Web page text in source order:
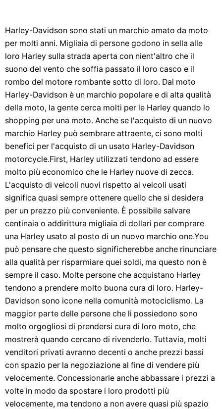
Harley-Davidson sono stati un marchio amato da moto
per molti anni. Migliaia di persone godono in sella alle
loro Harley sulla strada aperta con nient'altro che il
suono del vento che soffia passato il loro casco e il
rombo del motore rombante sotto di loro. Dal moto
Harley-Davidson è un marchio popolare e di alta qualità
della moto, la gente cerca molti per le Harley quando lo
shopping per una moto. Anche se l'acquisto di un nuovo
marchio Harley può sembrare attraente, ci sono molti
benefici per l'acquisto di un usato Harley-Davidson
motorcycle.First, Harley utilizzati tendono ad essere
molto più economico che le Harley nuove di zecca.
L'acquisto di veicoli nuovi rispetto ai veicoli usati
significa quasi sempre ottenere quello che si desidera
per un prezzo più conveniente. È possibile salvare
centinaia o addirittura migliaia di dollari per comprare
una Harley usato al posto di un nuovo marchio one.You
può pensare che questo significherebbe anche rinunciare
alla qualità per risparmiare quei soldi, ma questo non è
sempre il caso. Molte persone che acquistano Harley
tendono a prendere molto buona cura di loro. Harley-
Davidson sono icone nella comunità motociclismo. La
maggior parte delle persone che li possiedono sono
molto orgogliosi di prendersi cura di loro moto, che
mostrerà quando cercano di rivenderlo. Tuttavia, molti
venditori privati ​​avranno decenti o anche prezzi bassi
con spazio per la negoziazione al fine di vendere più
velocemente. Concessionarie anche abbassare i prezzi a
volte in modo da spostare i loro prodotti più
velocemente, ma tendono a non avere quasi più spazio